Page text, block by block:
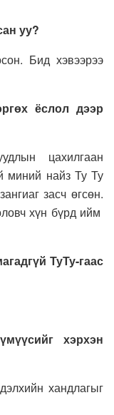
уу?
Бид хэвээрээ
ёслол дээр
цахилгаан
миний найз Ту Ту
засч өгсөн.
хүн бүрд ийм
ТуТу-гаас
хэрхэн
хандлагыг